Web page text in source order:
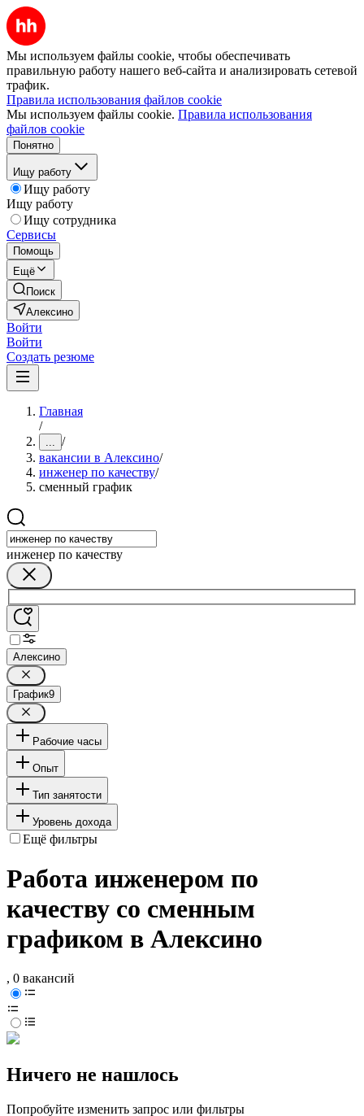
Мы используем файлы cookie, чтобы обеспечивать
правильную работу нашего веб-сайта и анализировать сетевой
трафик.
Правила использования файлов cookie
Мы используем файлы cookie. Правила использования
файлов cookie
Понятно
Ищу работу
Ищу работу
Ищу работу
Ищу сотрудника
Сервисы
Помощь
Ещё
Поиск
Алексино
Войти
Войти
Создать резюме
Главная
/
... /
вакансии в Алексино/
инженер по качеству/
сменный график
инженер по качеству
Алексино
График9
Рабочие часы
Опыт
Тип занятости
Уровень дохода
Ещё фильтры
Работа инженером по
качеству со сменным
графиком в Алексино
, 0 вакансий
Ничего не нашлось
Попробуйте изменить запрос или фильтры